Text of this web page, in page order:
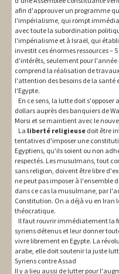
afin d'approuver un programme
l'impérialisme, qui rompt
avec toute la subordination
l'impérialisme et à Israël, qui
investit ces énormes ressources –
d'intérêts, seulement pour
comprend la réalisation de
l'attention des besoins de la santé
l'Egypte.
En ce sens, la lutte doit
dollars auprès des banquiers de
Morsi et se maintient avec le
La liberté religieuse doit être
tentatives d'imposer une
Egyptiens, qu'ils soient ou non
respectés. Les musulmans, tout
sans religion, doivent être libre
ne peut pas imposer à l'ensemble
dans ce cas la musulmane, par
Constitution. On a déjà vu en
théocratique.
Il faut rouvrir immédiatement la
syriens détenus et leur donner
vivre librement en Egypte. La
arabe, elle doit soutenir la juste
Syriens contre Assad
Il y a lieu aussi de lutter pour